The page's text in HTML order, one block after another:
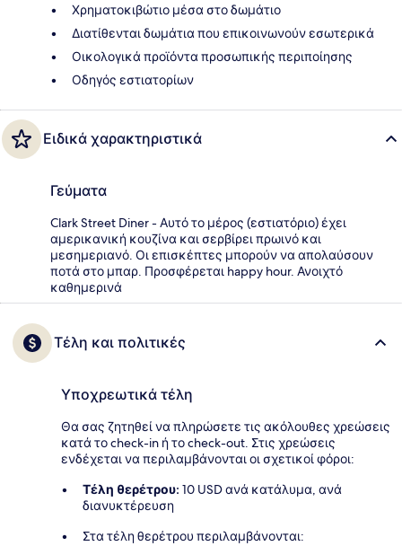
Χρηματοκιβώτιο μέσα στο δωμάτιο
Διατίθενται δωμάτια που επικοινωνούν εσωτερικά
Οικολογικά προϊόντα προσωπικής περιποίησης
Οδηγός εστιατορίων
Ειδικά χαρακτηριστικά
Γεύματα
Clark Street Diner - Αυτό το μέρος (εστιατόριο) έχει
αμερικανική κουζίνα και σερβίρει πρωινό και
μεσημεριανό. Οι επισκέπτες μπορούν να απολαύσουν
ποτά στο μπαρ. Προσφέρεται happy hour. Ανοιχτό
καθημερινά
Τέλη και πολιτικές
Υποχρεωτικά τέλη
Θα σας ζητηθεί να πληρώσετε τις ακόλουθες χρεώσεις
κατά το check-in ή το check-out. Στις χρεώσεις
ενδέχεται να περιλαμβάνονται οι σχετικοί φόροι:
Τέλη θερέτρου: 10 USD ανά κατάλυμα, ανά
διανυκτέρευση
Στα τέλη θερέτρου περιλαμβάνονται: